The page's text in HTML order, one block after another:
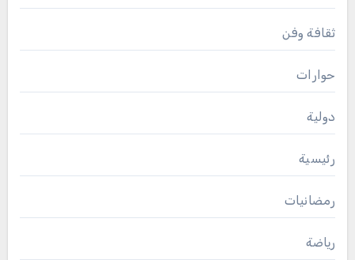
ثقافة وفن
حوارات
دولية
رئيسية
رمضانيات
رياضة